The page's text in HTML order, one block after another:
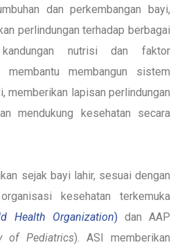
dan perkembangan bayi,
perlindungan terhadap berbagai
nutrisi dan faktor
membantu membangun sistem
memberikan lapisan perlindungan
mendukung kesehatan secara
sejak bayi lahir, sesuai dengan
kesehatan terkemuka
Health Organization)dan AAP
of Pediatrics). ASI memberikan